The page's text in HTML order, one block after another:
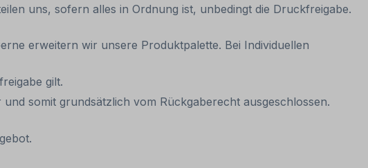
uns, sofern alles in Ordnung ist, unbedingt die Druckfreigabe.
erweitern wir unsere Produktpalette. Bei Individuellen
gilt.
somit grundsätzlich vom Rückgaberecht ausgeschlossen.